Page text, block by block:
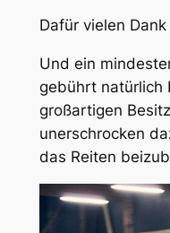
Dafür vielen
Und ein
gebührt natürlich
großartigen
unerschrocken
das Reiten